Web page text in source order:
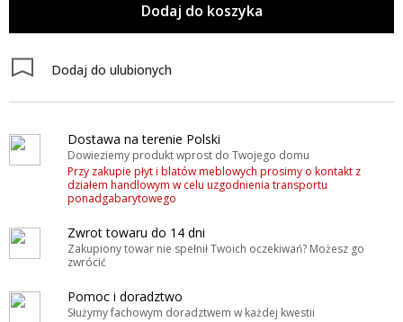
Dodaj do koszyka
Dodaj do ulubionych
Dostawa na terenie Polski
Dowieziemy produkt wprost do Twojego domu
Przy zakupie płyt i blatów meblowych prosimy o kontakt z
działem handlowym w celu uzgodnienia transportu
ponadgabarytowego
Zwrot towaru do 14 dni
Zakupiony towar nie spełnił Twoich oczekiwań? Możesz go
zwrócić
Pomoc i doradztwo
Służymy fachowym doradztwem w każdej kwestii